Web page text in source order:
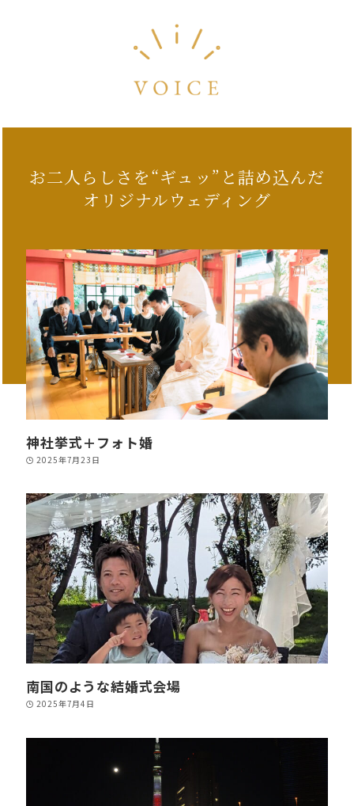
お二人らしさを“ギュッ”と詰め込んだ
オリジナルウェディング
神社挙式＋フォト婚
2025年7月23日
南国のような結婚式会場
2025年7月4日